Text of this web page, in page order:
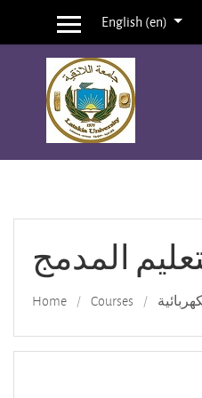
Skip to main content
Side panelEnglish ‎(en)‎
المدمج
Home Courses